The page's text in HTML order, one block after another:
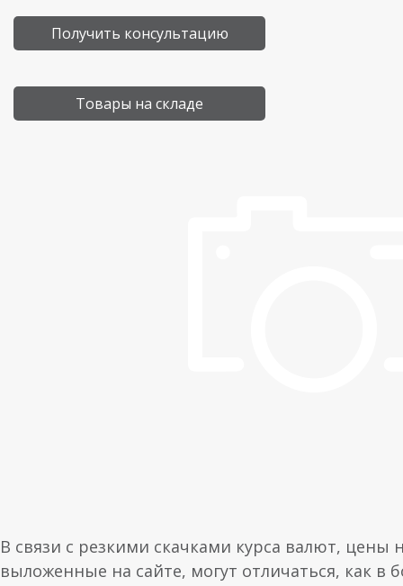
Получить консультацию
Товары на складе
В связи с резкими скачками курса валют, цены
выложенные на сайте, могут отличаться, как в